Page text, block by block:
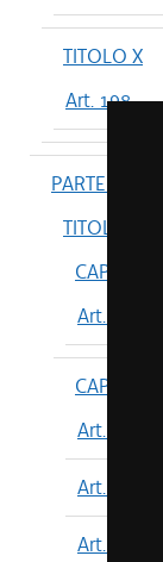
TITOLO X
Art. 198
PARTE IV
TITOLO I
CAPO I
Art. 199
CAPO II
Art. 200
Art. 201
Art. 202